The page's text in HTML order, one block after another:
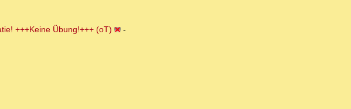
+++Keine Übung!+++ (oT)
-